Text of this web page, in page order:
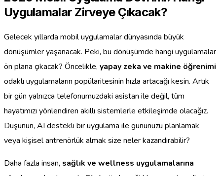
Uygulamalar Zirveye Çıkacak?
Gelecek yıllarda mobil uygulamalar dünyasında büyük
dönüşümler yaşanacak. Peki, bu dönüşümde hangi uygulamalar
ön plana çıkacak? Öncelikle, yapay zeka ve makine öğrenimi
odaklı uygulamaların popülaritesinin hızla artacağı kesin. Artık
bir gün yalnızca telefonumuzdaki asistan ile değil, tüm
hayatımızı yönlendiren akıllı sistemlerle etkileşimde olacağız.
Düşünün, AI destekli bir uygulama ile gününüzü planlamak
veya kişisel antrenörlük almak size neler kazandırabilir?
Daha fazla insan, sağlık ve wellness uygulamalarına